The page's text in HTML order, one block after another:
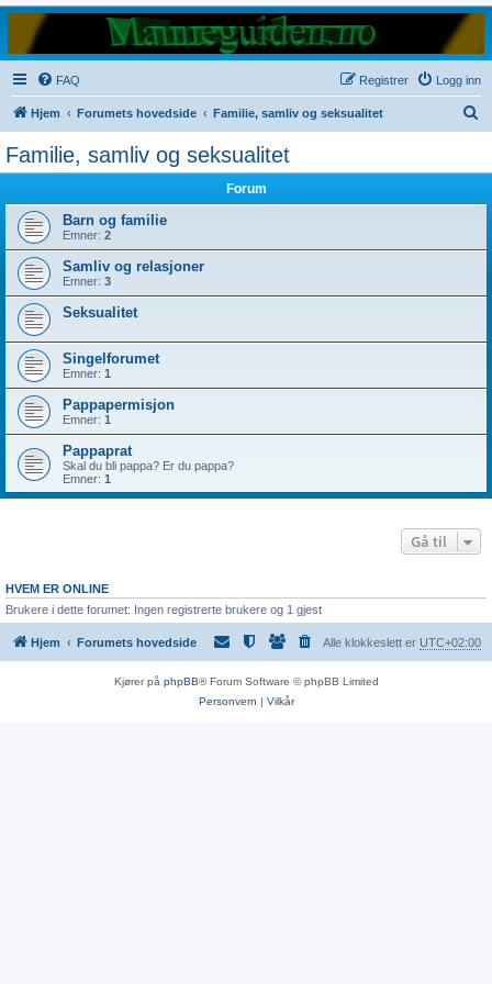
FAQ Logg inn
Registrer
Hjem Forumets hovedside Familie, samliv og seksualitet
Familie, samliv og seksualitet
Forum
Barn og familie
Emner: 2
Samliv og relasjoner
Emner: 3
Seksualitet
Singelforumet
Emner: 1
Pappapermisjon
Emner: 1
Pappaprat
Skal du bli pappa? Er du pappa?
Emner: 1
Gå til
HVEM ER ONLINE
Brukere i dette forumet: Ingen registrerte brukere og 1 gjest
Hjem Forumets hovedside Alle klokkeslett er UTC+02:00
Kjører på phpBB® Forum Software © phpBB Limited
Personvern | Vilkår